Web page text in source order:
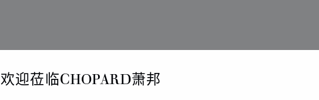
欢迎莅临CHOPARD萧邦